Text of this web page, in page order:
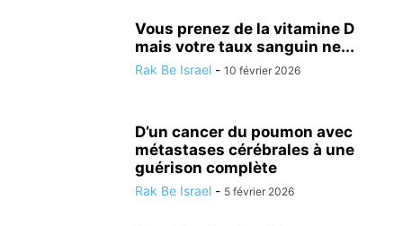
Vous prenez de la vitamine D
mais votre taux sanguin ne...
Rak Be Israel - 10 février 2026
D’un cancer du poumon avec
métastases cérébrales à une
guérison complète
Rak Be Israel - 5 février 2026